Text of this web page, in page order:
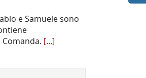
e Samuele sono
[...]